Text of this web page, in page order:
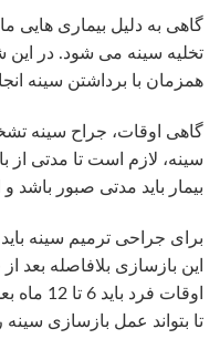
گاهی به دلیل بیماری هایی
تخلیه سینه می شود. در
همزمان با برداشتن سینه
گاهی اوقات، جراح سینه
سینه، لازم است تا مدتی از
بیمار باید مدتی صبور باشد
برای جراحی ترمیم سینه
این بازسازی بلافاصله بعد
اوقات
تا بتواند عمل بازسازی